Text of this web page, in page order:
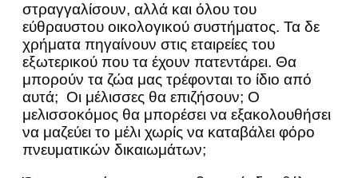
στραγγαλίσουν, αλλά και όλου του
εύθραυστου οικολογικού συστήματος. Τα δε
χρήματα πηγαίνουν στις εταιρείες του
εξωτερικού που τα έχουν πατεντάρει. Θα
μπορούν τα ζώα μας τρέφονται το ίδιο από
αυτά; Οι μέλισσες θα επιζήσουν; Ο
μελισσοκόμος θα μπορέσει να εξακολουθήσει
να μαζεύει το μέλι χωρίς να καταβάλει φόρο
πνευματικών δικαιωμάτων;